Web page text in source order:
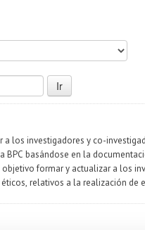
a los investigadores y co-
BPC basándose en la
formar y actualizar a los
relativos a la realización de